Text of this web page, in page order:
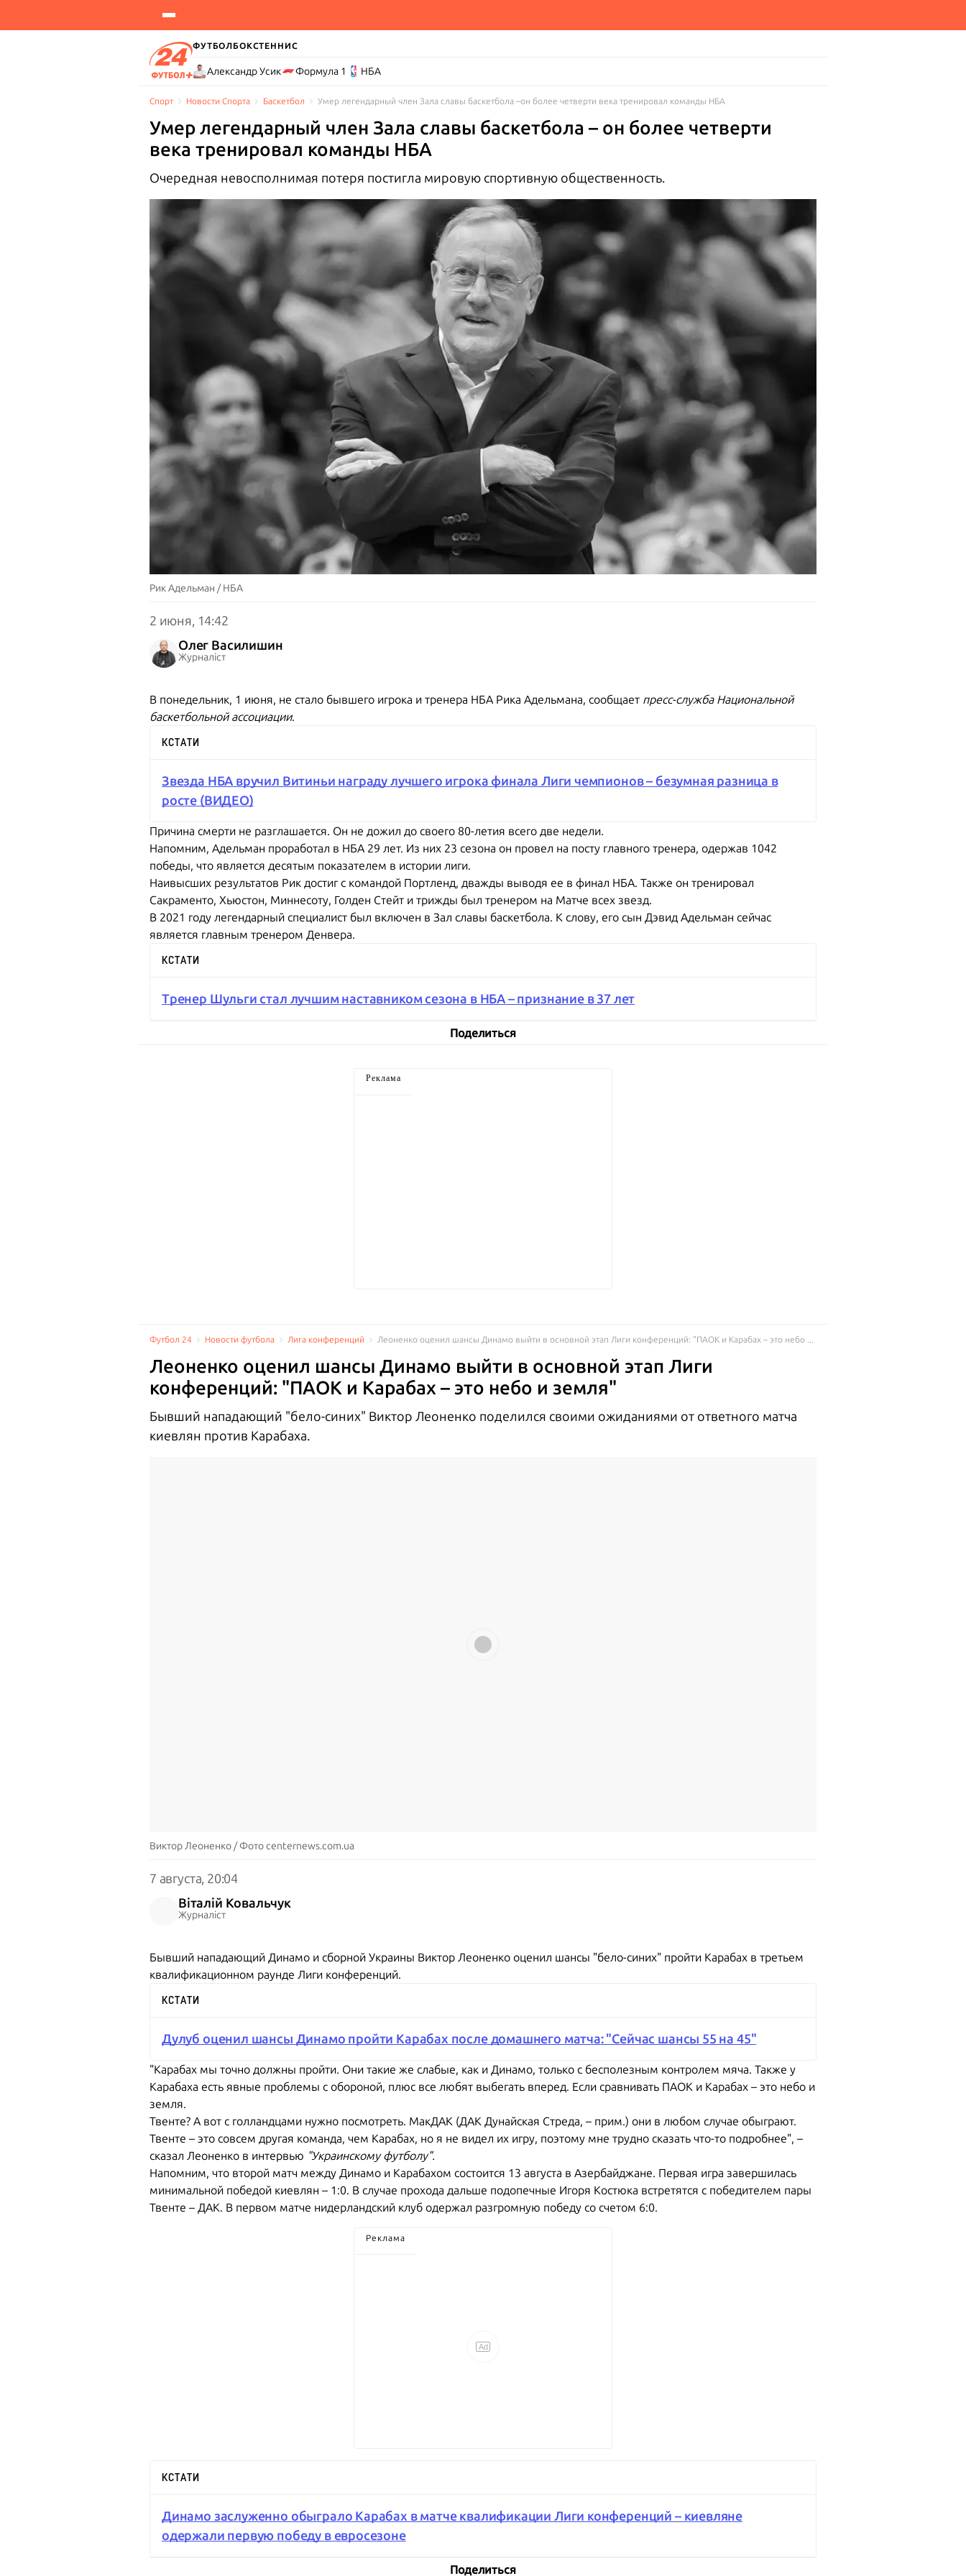
ФУТБОЛБОКСТЕННИС
Александр Усик Формула 1 НБА
Спорт Новости Cпорта Баскетбол Умер легендарный член Зала славы баскетбола –он более четверти века тренировал команды НБА
Умер легендарный член Зала славы баскетбола – он более четверти
века тренировал команды НБА
Очередная невосполнимая потеря постигла мировую спортивную общественность.
Рик Адельман / НБА
2 июня, 14:42
Олег Василишин
Журналіст
В понедельник, 1 июня, не стало бывшего игрока и тренера НБА Рика Адельмана, сообщает пресс-служба Национальной
баскетбольной ассоциации.
КСТАТИ
Звезда НБА вручил Витиньи награду лучшего игрока финала Лиги чемпионов – безумная разница в
росте (ВИДЕО)
Причина смерти не разглашается. Он не дожил до своего 80-летия всего две недели.
Напомним, Адельман проработал в НБА 29 лет. Из них 23 сезона он провел на посту главного тренера, одержав 1042
победы, что является десятым показателем в истории лиги.
Наивысших результатов Рик достиг с командой Портленд, дважды выводя ее в финал НБА. Также он тренировал
Сакраменто, Хьюстон, Миннесоту, Голден Стейт и трижды был тренером на Матче всех звезд.
В 2021 году легендарный специалист был включен в Зал славы баскетбола. К слову, его сын Дэвид Адельман сейчас
является главным тренером Денвера.
КСТАТИ
Тренер Шульги стал лучшим наставником сезона в НБА – признание в 37 лет
Поделиться
Реклама